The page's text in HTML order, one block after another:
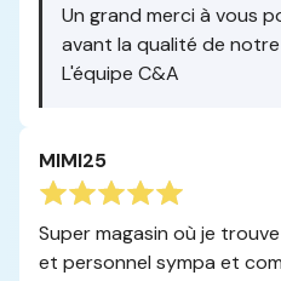
Un grand merci à vous
avant la qualité de
L'équipe C&A
MIMI25
Super magasin où je
et personnel sympa et